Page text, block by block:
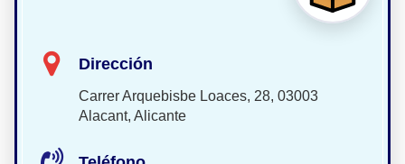
Dirección
Carrer Arquebisbe Loaces, 28, 03003
Alacant, Alicante